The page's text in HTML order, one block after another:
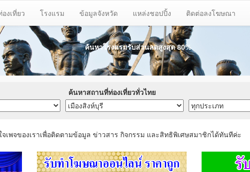
องเที่ยว โรงแรม ข้อมูลจังหวัด แหล่งชอปปิ้ง ติดต่อลงโฆษณา
ค้นหาโรงแรมรับส่วนลดสูงสุด 80%
ค้นหาสถานที่ท่องเที่ยวทั่วไทย
จเพจของเราเพื่อติดตามข้อมูล ข่าวสาร กิจกรรม และสิทธิพิเศษสมาชิกได้ทันทีค่ะ